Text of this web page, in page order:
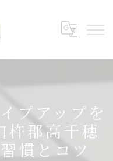
プアップを
杵郡高千穂
慣とコツ